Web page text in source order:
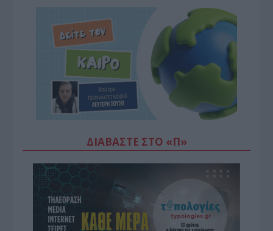
ΔΙΑΒΆΣΤΕ ΣΤΟ «Π»